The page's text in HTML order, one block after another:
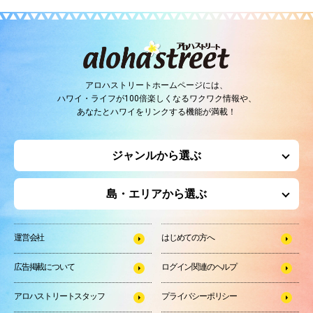
アロハストリートホームページには、
ハワイ・ライフが100倍楽しくなるワクワク情報や、
あなたとハワイをリンクする機能が満載！
ジャンルから選ぶ
島・エリアから選ぶ
運営会社 はじめての方へ
広告掲載について ログイン関連のヘルプ
アロハストリートスタッフ プライバシーポリシー